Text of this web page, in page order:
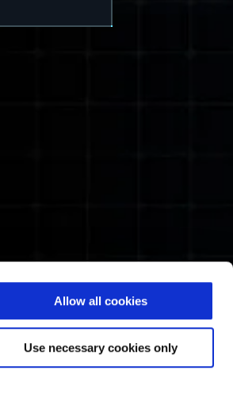
Allow all cookies
Use necessary cookies only